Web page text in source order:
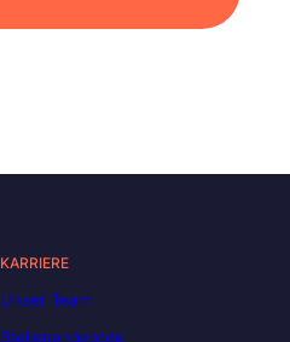
KARRIERE
Unser Team
Stellenangebote